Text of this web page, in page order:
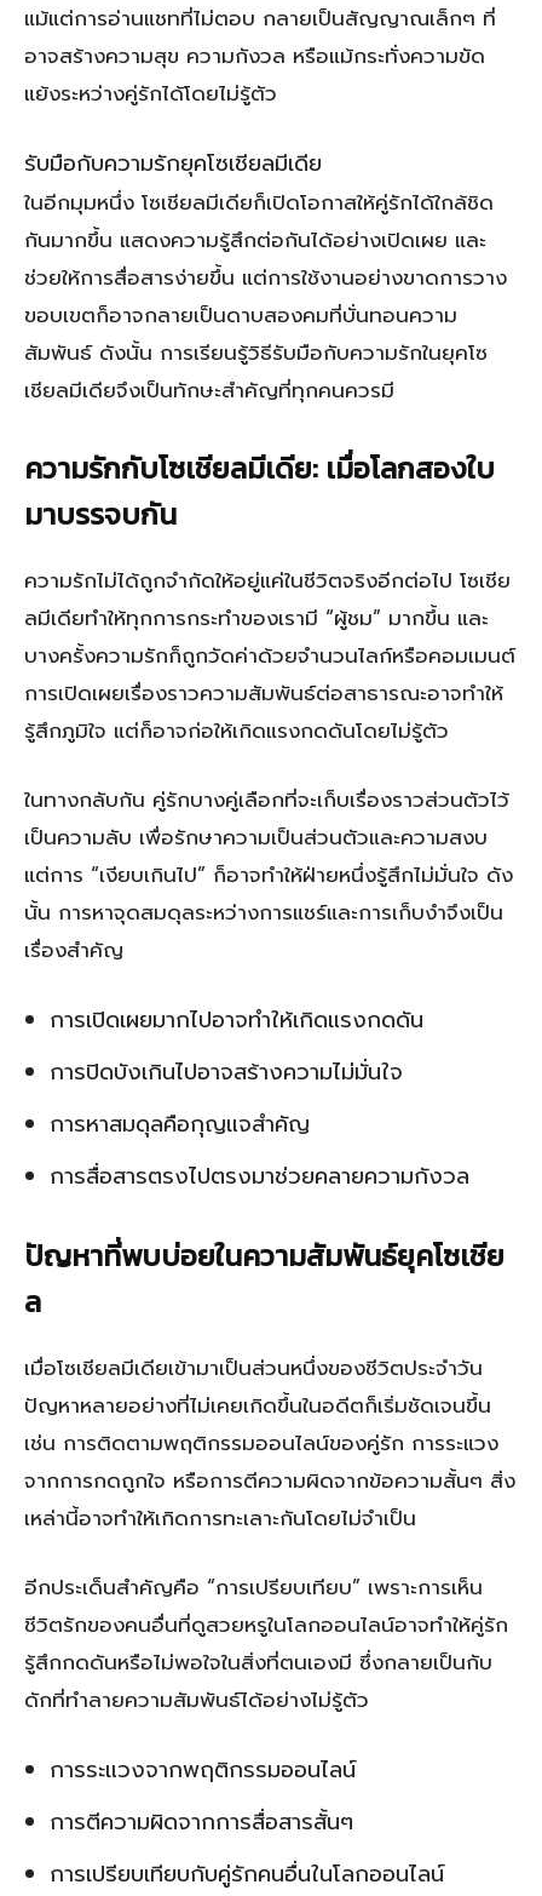
แม้แต่การอ่านแชทที่ไม่ตอบ กลายเป็นสัญญาณเล็กๆ ที่
อาจสร้างความสุข ความกังวล หรือแม้กระทั่งความขัด
แย้งระหว่างคู่รักได้โดยไม่รู้ตัว
รับมือกับความรักยุคโซเชียลมีเดีย
ในอีกมุมหนึ่ง โซเชียลมีเดียก็เปิดโอกาสให้คู่รักได้ใกล้ชิด
กันมากขึ้น แสดงความรู้สึกต่อกันได้อย่างเปิดเผย และ
ช่วยให้การสื่อสารง่ายขึ้น แต่การใช้งานอย่างขาดการวาง
ขอบเขตก็อาจกลายเป็นดาบสองคมที่บั่นทอนความ
สัมพันธ์ ดังนั้น การเรียนรู้วิธีรับมือกับความรักในยุคโซ
เชียลมีเดียจึงเป็นทักษะสำคัญที่ทุกคนควรมี
ความรักกับโซเชียลมีเดีย: เมื่อโลกสองใบ
มาบรรจบกัน
ความรักไม่ได้ถูกจำกัดให้อยู่แค่ในชีวิตจริงอีกต่อไป โซเชีย
ลมีเดียทำให้ทุกการกระทำของเรามี “ผู้ชม” มากขึ้น และ
บางครั้งความรักก็ถูกวัดค่าด้วยจำนวนไลก์หรือคอมเมนต์
การเปิดเผยเรื่องราวความสัมพันธ์ต่อสาธารณะอาจทำให้
รู้สึกภูมิใจ แต่ก็อาจก่อให้เกิดแรงกดดันโดยไม่รู้ตัว
ในทางกลับกัน คู่รักบางคู่เลือกที่จะเก็บเรื่องราวส่วนตัวไว้
เป็นความลับ เพื่อรักษาความเป็นส่วนตัวและความสงบ
แต่การ “เงียบเกินไป” ก็อาจทำให้ฝ่ายหนึ่งรู้สึกไม่มั่นใจ ดัง
นั้น การหาจุดสมดุลระหว่างการแชร์และการเก็บงำจึงเป็น
เรื่องสำคัญ
การเปิดเผยมากไปอาจทำให้เกิดแรงกดดัน
การปิดบังเกินไปอาจสร้างความไม่มั่นใจ
การหาสมดุลคือกุญแจสำคัญ
การสื่อสารตรงไปตรงมาช่วยคลายความกังวล
ปัญหาที่พบบ่อยในความสัมพันธ์ยุคโซเชีย
ล
เมื่อโซเชียลมีเดียเข้ามาเป็นส่วนหนึ่งของชีวิตประจำวัน
ปัญหาหลายอย่างที่ไม่เคยเกิดขึ้นในอดีตก็เริ่มชัดเจนขึ้น
เช่น การติดตามพฤติกรรมออนไลน์ของคู่รัก การระแวง
จากการกดถูกใจ หรือการตีความผิดจากข้อความสั้นๆ สิ่ง
เหล่านี้อาจทำให้เกิดการทะเลาะกันโดยไม่จำเป็น
อีกประเด็นสำคัญคือ “การเปรียบเทียบ” เพราะการเห็น
ชีวิตรักของคนอื่นที่ดูสวยหรูในโลกออนไลน์อาจทำให้คู่รัก
รู้สึกกดดันหรือไม่พอใจในสิ่งที่ตนเองมี ซึ่งกลายเป็นกับ
ดักที่ทำลายความสัมพันธ์ได้อย่างไม่รู้ตัว
การระแวงจากพฤติกรรมออนไลน์
การตีความผิดจากการสื่อสารสั้นๆ
การเปรียบเทียบกับคู่รักคนอื่นในโลกออนไลน์